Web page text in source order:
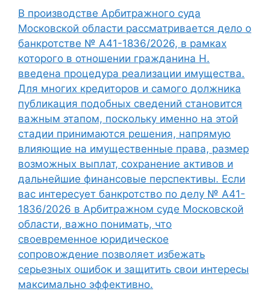
В производстве Арбитражного суда
Московской области рассматривается дело о
банкротстве № А41-1836/2026, в рамках
которого в отношении гражданина Н.
введена процедура реализации имущества.
Для многих кредиторов и самого должника
публикация подобных сведений становится
важным этапом, поскольку именно на этой
стадии принимаются решения, напрямую
влияющие на имущественные права, размер
возможных выплат, сохранение активов и
дальнейшие финансовые перспективы. Если
вас интересует банкротство по делу № А41-
1836/2026 в Арбитражном суде Московской
области, важно понимать, что
своевременное юридическое
сопровождение позволяет избежать
серьезных ошибок и защитить свои интересы
максимально эффективно.